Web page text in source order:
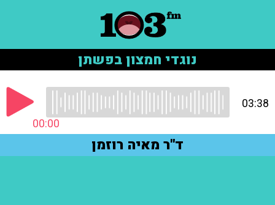
נוגדי חמצון בפשתן
00:00
03:38
ד"ר מאיה רוזמן